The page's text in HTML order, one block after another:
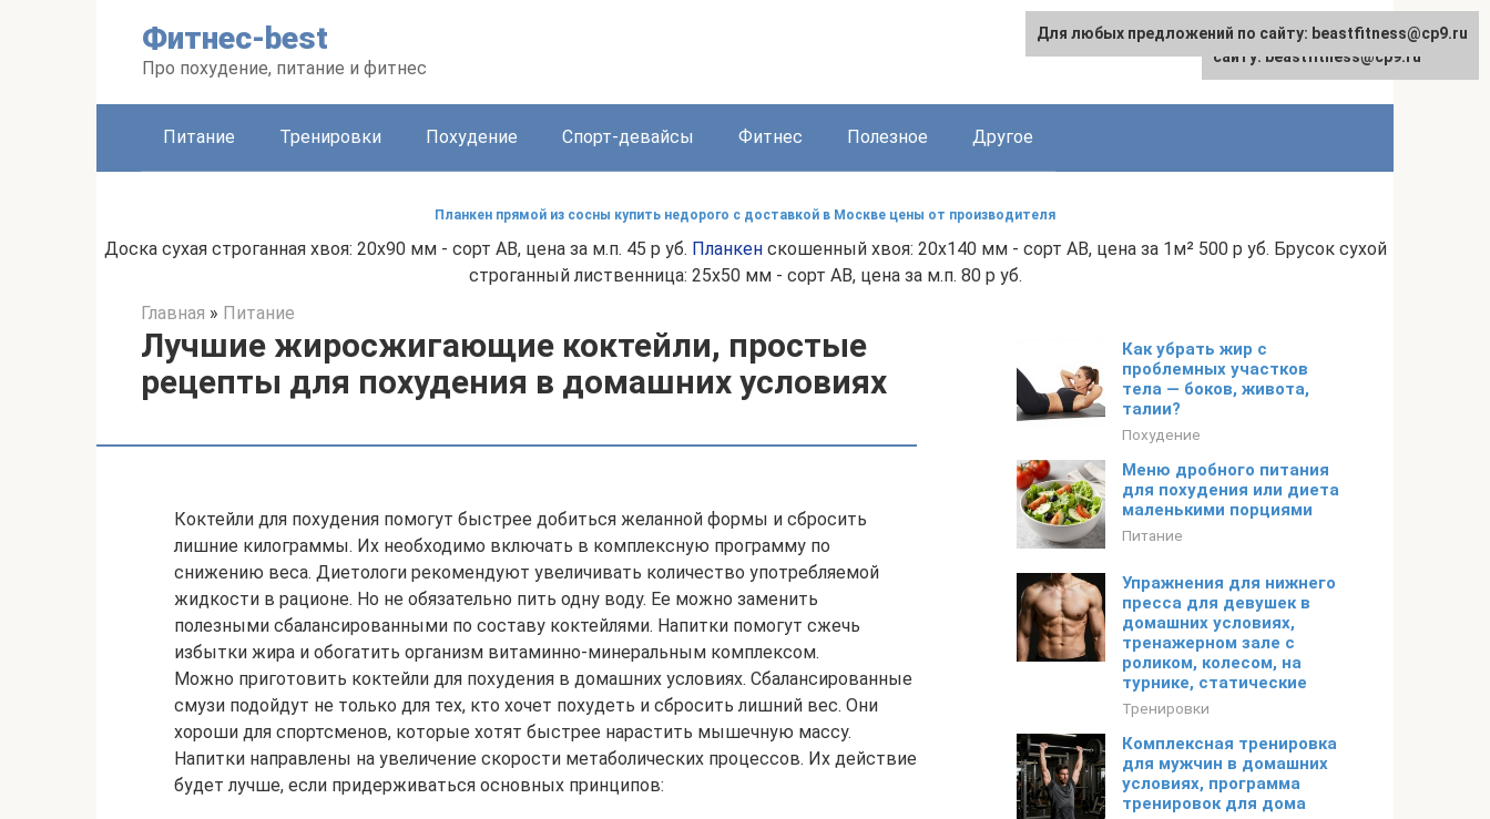
Фитнес-best
Про похудение, питание и фитнес
Питание Тренировки Похудение Спорт-девайсы Фитнес Полезное Другое
Планкен прямой из сосны купить недорого с доставкой в Москве цены от производителя
Доска сухая строганная хвоя: 20x90 мм - сорт AB, цена за м.п. 45 р уб. Планкенскошенный хвоя: 20x140 мм - сорт AB, цена за 1м² 500 р уб. Брусок сухой
строганный лиственница: 25x50 мм - сорт AB, цена за м.п. 80 р уб.
Главная » Питание
Лучшие жиросжигающие коктейли, простые
рецепты для похудения в домашних условиях
Коктейли для похудения помогут быстрее добиться желанной формы и сбросить
лишние килограммы. Их необходимо включать в комплексную программу по
снижению веса. Диетологи рекомендуют увеличивать количество употребляемой
жидкости в рационе. Но не обязательно пить одну воду. Ее можно заменить
полезными сбалансированными по составу коктейлями. Напитки помогут сжечь
избытки жира и обогатить организм витаминно-минеральным комплексом.
Можно приготовить коктейли для похудения в домашних условиях. Сбалансированные
смузи подойдут не только для тех, кто хочет похудеть и сбросить лишний вес. Они
хороши для спортсменов, которые хотят быстрее нарастить мышечную массу.
Напитки направлены на увеличение скорости метаболических процессов. Их действие
будет лучше, если придерживаться основных принципов:
Как убрать жир с
проблемных участков
тела — боков, живота,
талии?
Похудение
Меню дробного питания
для похудения или диета
маленькими порциями
Питание
Упражнения для нижнего
пресса для девушек в
домашних условиях,
тренажерном зале с
роликом, колесом, на
турнике, статические
Тренировки
Комплексная тренировка
для мужчин в домашних
условиях, программа
тренировок для дома
Для любых предложений по
сайту: beastfitness@cp9.ru
Для любых предложений по сайту: beastfitness@cp9.ru